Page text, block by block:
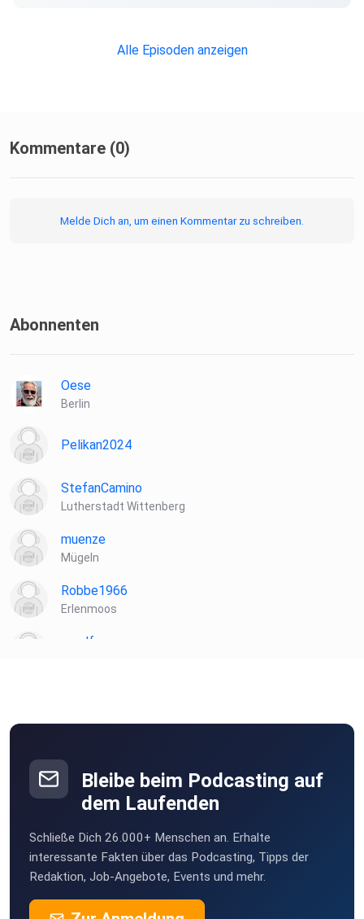
Alle Episoden anzeigen
Kommentare (0)
Melde Dich an, um einen Kommentar zu schreiben.
Abonnenten
Oese
Berlin
Pelikan2024
StefanCamino
Lutherstadt Wittenberg
muenze
Mügeln
Robbe1966
Erlenmoos
muelf
Hamburg
Wacka
Weissach
Bleibe beim Podcasting auf
dem Laufenden
Schließe Dich 26.000+ Menschen an. Erhalte
interessante Fakten über das Podcasting, Tipps der
Redaktion, Job-Angebote, Events und mehr.